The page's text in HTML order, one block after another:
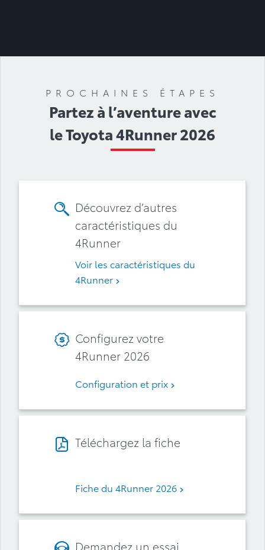
PROCHAINES ÉTAPES
Partez à l’aventure avec
le Toyota 4Runner 2026
Découvrez d’autres
caractéristiques du
4Runner
Voir les caractéristiques du
4Runner
Configurez votre
4Runner 2026
Configuration et prix
Téléchargez la fiche
Fiche du 4Runner 2026
Demandez un essai